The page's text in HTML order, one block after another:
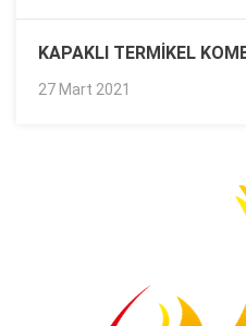
KAPAKLI TERMIKEL
27 Mart 2021